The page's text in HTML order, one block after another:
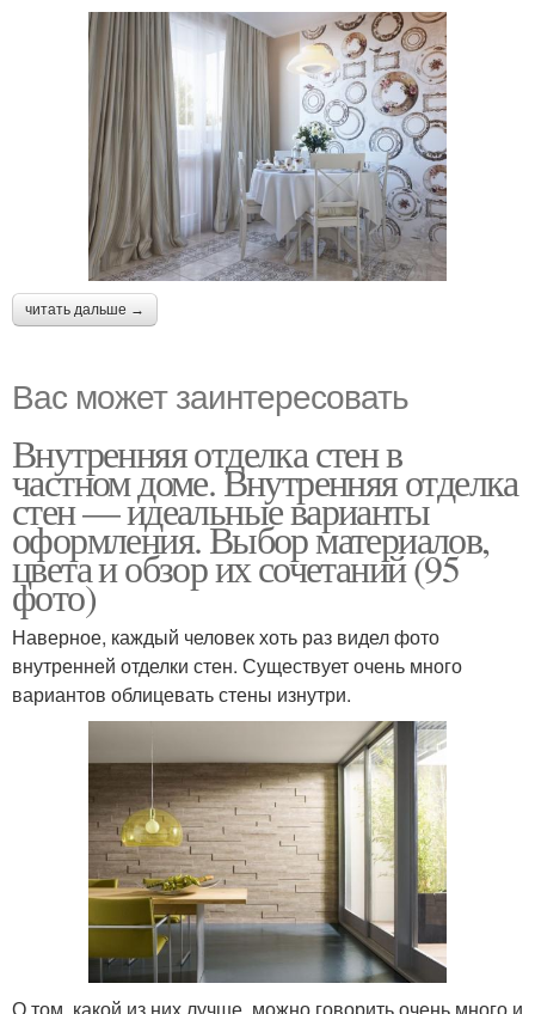
читать дальше →
Вас может заинтересовать
Внутренняя отделка стен в
частном доме. Внутренняя отделка
стен — идеальные варианты
оформления. Выбор материалов,
цвета и обзор их сочетаний (95
фото)
Наверное, каждый человек хоть раз видел фото
внутренней отделки стен. Существует очень много
вариантов облицевать стены изнутри.